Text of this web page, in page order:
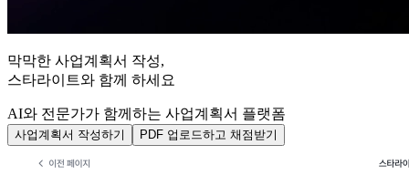
막막한 사업계획서 작성,
스타라이트와 함께 하세요
AI와 전문가가 함께하는 사업계획서 플랫폼
사업계획서 작성하기 PDF 업로드하고 채점받기